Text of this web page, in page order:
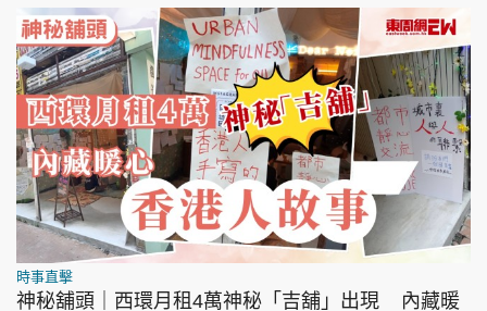
時事直擊
神秘舖頭｜西環月租4萬神秘「吉舖」出現 內藏暖